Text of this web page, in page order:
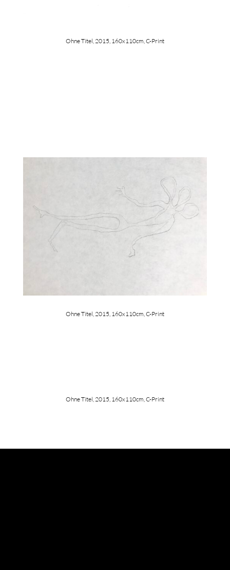
Ohne Titel, 2015, 160x110cm, C-Print
Ohne Titel, 2015, 160x110cm, C-Print
Ohne Titel, 2015, 160x110cm, C-Print